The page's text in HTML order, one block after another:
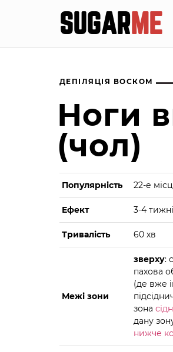
SUGARME
ДЕПІЛЯЦІЯ ВОСКОМ
Ноги
(чол)
Популярність 22-е
Ефект 3-4 тижні
Тривалість 60 хв
Межі зони
зверху:
пахова
(де вже
зона
дану
нижче